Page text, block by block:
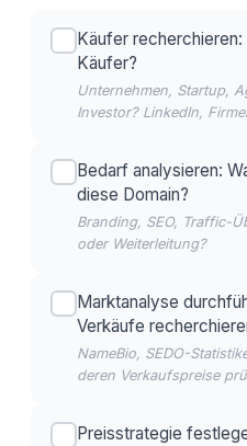
Käufer
Käufer?
Unternehmen, Startup,
Investor? LinkedIn,
Bedarf analysieren:
diese Domain?
Branding, SEO, Traffic-
oder Weiterleitung?
Marktanalyse
Verkäufe
NameBio, SEDO-
deren Verkaufspreise
Preisstrategie